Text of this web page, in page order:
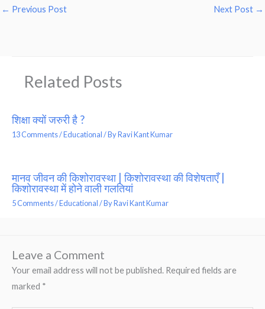
← Previous Post Next Post →
Related Posts
शिक्षा क्यों जरुरी है ?
13 Comments/Educational/ ByRavi Kant Kumar
मानव जीवन की किशोरावस्था | किशोरावस्था की विशेषताएँ |
किशोरावस्था में होने वाली गलतियां
5 Comments/Educational/ ByRavi Kant Kumar
Leave a Comment
Your email address will not be published. Required fields are
marked *